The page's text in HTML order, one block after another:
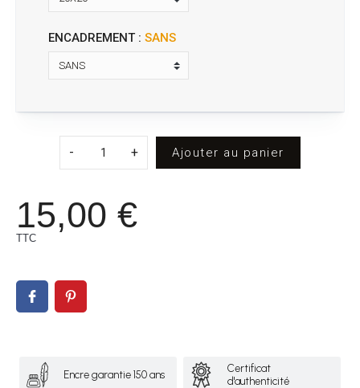
15,00 €
TTC
ENCADREMENT : SANS
- + Ajouter au panier
Encre garantie 150 ans
Certificat
d'authenticité